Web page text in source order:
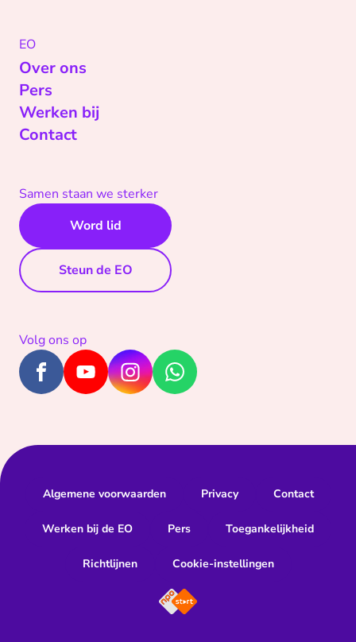
EO
Over ons
Pers
Werken bij
Contact
Samen staan we sterker
Word lid
Steun de EO
Volg ons op
Algemene voorwaarden Privacy Contact
Werken bij de EO Pers Toegankelijkheid
Richtlijnen Cookie-instellingen